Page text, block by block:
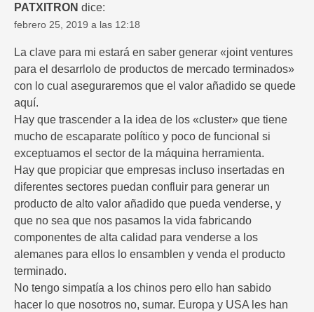
PATXITRON dice:
febrero 25, 2019 a las 12:18
La clave para mi estará en saber generar «joint ventures
para el desarrlolo de productos de mercado terminados»
con lo cual aseguraremos que el valor añadido se quede
aquí.
Hay que trascender a la idea de los «cluster» que tiene
mucho de escaparate político y poco de funcional si
exceptuamos el sector de la máquina herramienta.
Hay que propiciar que empresas incluso insertadas en
diferentes sectores puedan confluir para generar un
producto de alto valor añadido que pueda venderse, y
que no sea que nos pasamos la vida fabricando
componentes de alta calidad para venderse a los
alemanes para ellos lo ensamblen y venda el producto
terminado.
No tengo simpatía a los chinos pero ello han sabido
hacer lo que nosotros no, sumar. Europa y USA les han